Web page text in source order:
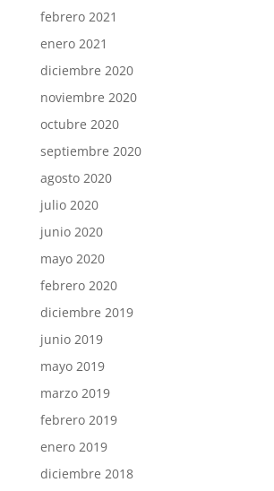
febrero 2021
enero 2021
diciembre 2020
noviembre 2020
octubre 2020
septiembre 2020
agosto 2020
julio 2020
junio 2020
mayo 2020
febrero 2020
diciembre 2019
junio 2019
mayo 2019
marzo 2019
febrero 2019
enero 2019
diciembre 2018